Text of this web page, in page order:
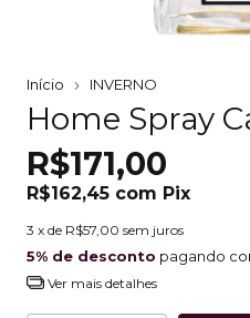
Início INVERNO
Home Spray
R$171,00
R$162,45 com Pix
3 x de R$57,00 sem juros
5% de desconto pagando
Ver mais detalhes